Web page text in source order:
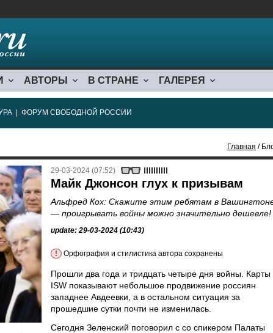
АВТОРЫ В СТРАНЕ ГАЛЕРЕЯ
ФОРУМ СВОБОДНОЙ РОССИИ
Главная /
29-03-2024 (07:52)
Майк Джонсон глух к призывам
Альфред Кох: Скажите этим ребятам в
— проигрывать войны можно значительно дешевле!
update: 29-03-2024 (10:43)
! Орфография и стилистика автора сохранены
Прошли два года и тридцать четыре дня войны. Карты
ISW показывают небольшое продвижение россиян
западнее Авдеевки, а в остальном ситуация за
прошедшие сутки почти не изменилась.
Сегодня Зеленский поговорил с со спикером Палаты